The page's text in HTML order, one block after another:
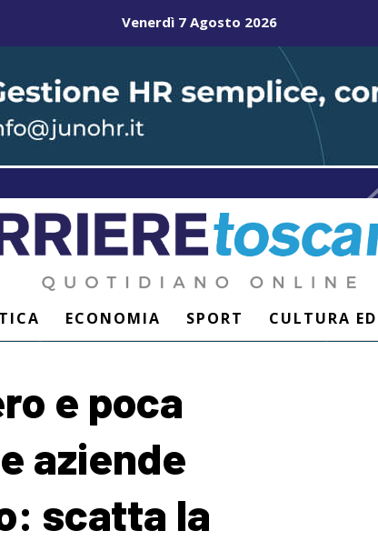
Venerdì 7 Agosto 2026
ECONOMIA SPORT CULTURA
e poca
aziende
scatta la